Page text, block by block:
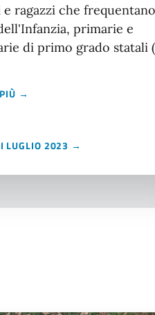
e ragazzi che
primarie e
di primo grado statali
→
LUGLIO 2023 →